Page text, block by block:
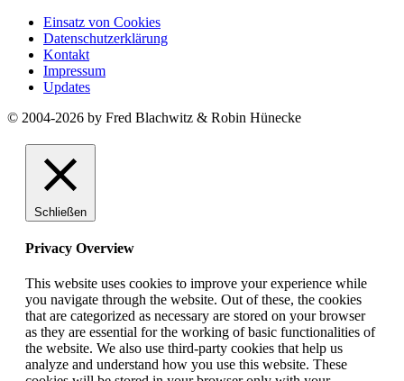
Einsatz von Cookies
Datenschutzerklärung
Kontakt
Impressum
Updates
© 2004-2026 by Fred Blachwitz & Robin Hünecke
Schließen
Privacy Overview
This website uses cookies to improve your experience while
you navigate through the website. Out of these, the cookies
that are categorized as necessary are stored on your browser
as they are essential for the working of basic functionalities of
the website. We also use third-party cookies that help us
analyze and understand how you use this website. These